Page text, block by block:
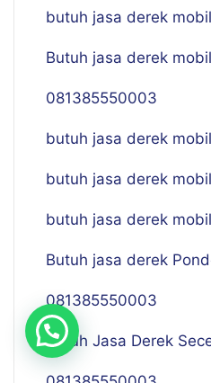
butuh jasa derek
Butuh jasa derek
081385550003
butuh jasa derek
butuh jasa derek
butuh jasa derek
Butuh jasa derek
081385550003
Butuh Jasa Derek